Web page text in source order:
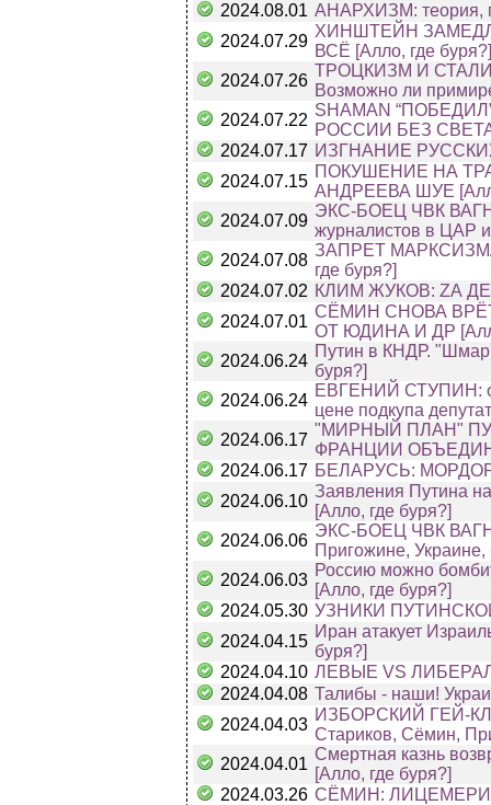
2024.08.01 АНАРХИЗМ: теория,
2024.07.29
ХИНШТЕЙН
ВСЁ [Алло, где буря?]
2024.07.26
ТРОЦКИЗМ И
Возможно ли
2024.07.22
SHAMAN
РОССИИ БЕЗ СВЕТА
2024.07.17 ИЗГНАНИЕ
2024.07.15
ПОКУШЕНИЕ НА
АНДРЕЕВА ШУЕ
2024.07.09
ЭКС-БОЕЦ ЧВК
журналистов в ЦАР
2024.07.08
ЗАПРЕТ
где буря?]
2024.07.02 КЛИМ ЖУКОВ: ZА
2024.07.01
СЁМИН СНОВА
ОТ ЮДИНА И ДР
2024.06.24
Путин в КНДР.
буря?]
2024.06.24
ЕВГЕНИЙ СТУПИН: о
цене подкупа
2024.06.17
"МИРНЫЙ ПЛАН"
ФРАНЦИИ
2024.06.17 БЕЛАРУСЬ: МОРДОР
2024.06.10
Заявления Путина
[Алло, где буря?]
2024.06.06
ЭКС-БОЕЦ ЧВК
Пригожине,
2024.06.03
Россию можно
[Алло, где буря?]
2024.05.30 УЗНИКИ ПУТИНСКОЙ
2024.04.15
Иран атакует
буря?]
2024.04.10 ЛЕВЫЕ VS
2024.04.08 Талибы - наши!
2024.04.03
ИЗБОРСКИЙ ГЕЙ-
Стариков, Сёмин,
2024.04.01
Смертная казнь
[Алло, где буря?]
2024.03.26 СЁМИН: